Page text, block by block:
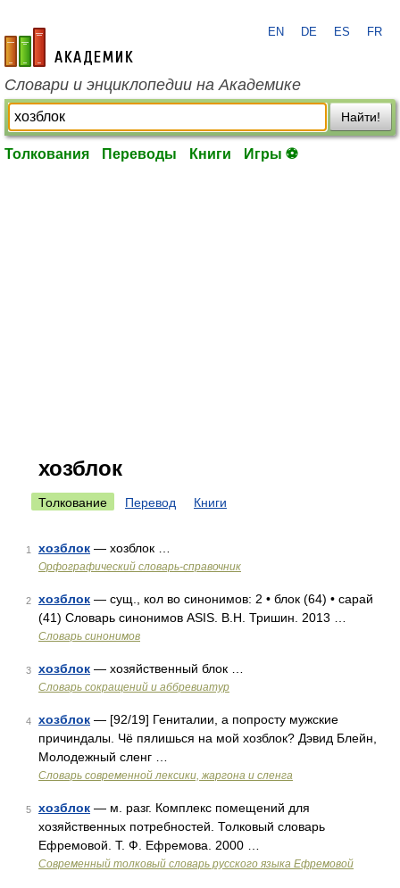
academic.ru
EN DE ES FR
Словари и энциклопедии на Академике
Найти!
Толкования Переводы Книги Игры ⚽
хозблок
Толкование Перевод Книги
1 хозблок — хозблок …
Орфографический словарь-справочник
2 хозблок — сущ., кол во синонимов: 2 • блок (64) • сарай
(41) Словарь синонимов ASIS. В.Н. Тришин. 2013 …
Словарь синонимов
3 хозблок — хозяйственный блок …
Словарь сокращений и аббревиатур
4 хозблок — [92/19] Гениталии, а попросту мужские
причиндалы. Чё пялишься на мой хозблок? Дэвид Блейн,
Молодежный сленг …
Cловарь современной лексики, жаргона и сленга
5 хозблок — м. разг. Комплекс помещений для
хозяйственных потребностей. Толковый словарь
Ефремовой. Т. Ф. Ефремова. 2000 …
Современный толковый словарь русского языка Ефремовой